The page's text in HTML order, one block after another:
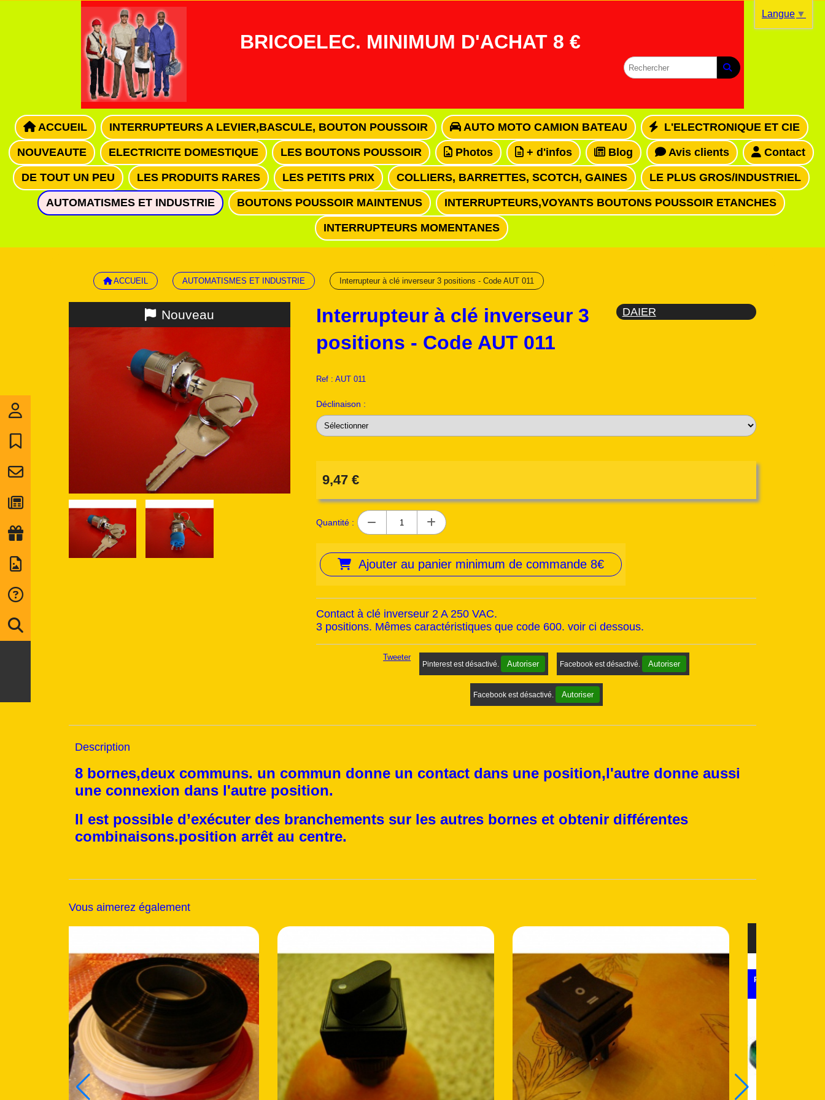
BRICOELEC. MINIMUM D'ACHAT 8 €
ACCUEIL INTERRUPTEURS A LEVIER,BASCULE, BOUTON POUSSOIR AUTO MOTO CAMION BATEAU L'ELECTRONIQUE ET CIE
NOUVEAUTE ELECTRICITE DOMESTIQUE LES BOUTONS POUSSOIR Photos + d'infos Blog Avis clients Contact
DE TOUT UN PEU LES PRODUITS RARES LES PETITS PRIX COLLIERS, BARRETTES, SCOTCH, GAINES LE PLUS GROS/INDUSTRIEL
AUTOMATISMES ET INDUSTRIE BOUTONS POUSSOIR MAINTENUS INTERRUPTEURS,VOYANTS BOUTONS POUSSOIR ETANCHES
INTERRUPTEURS MOMENTANES
ACCUEIL AUTOMATISMES ET INDUSTRIE Interrupteur à clé inverseur 3 positions - Code AUT 011
Nouveau
Interrupteur à clé inverseur 3
positions - Code AUT 011
DAIER
Ref : AUT 011
Déclinaison :
9,47 €
Quantité :
Ajouter au panier minimum de commande 8€
Contact à clé inverseur 2 A 250 VAC.
3 positions. Mêmes caractéristiques que code 600. voir ci dessous.
Tweeter
Pinterest est désactivé. Autoriser Facebook est désactivé. Autoriser
Facebook est désactivé. Autoriser
Description
8 bornes,deux communs. un commun donne un contact dans une position,l'autre donne aussi
une connexion dans l'autre position.
Il est possible d’exécuter des branchements sur les autres bornes et obtenir différentes
combinaisons.position arrêt au centre.
Vous aimerez également
Remise
27 %
Bon plan
Langue ▼